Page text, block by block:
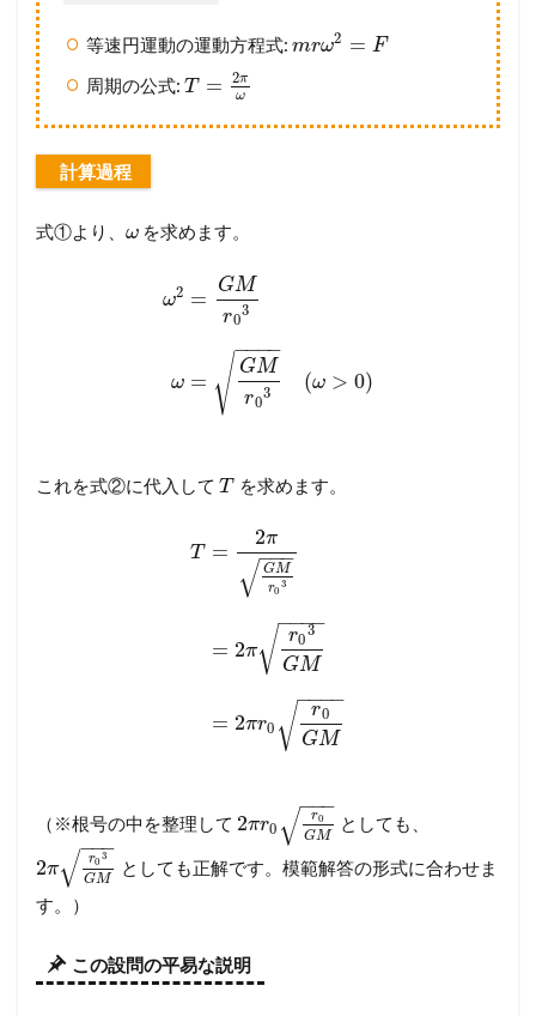
等速円運動の運動方程式: mrω2 = F
周期の公式: T = 2π
ω
計算過程
式①より、 ω を求めます。
ω2
ω
=
GM
r0
3
=
GM
r0
3
− −
−−
√ (ω > 0)
これを式②に代入して T を求めます。
T =
2π
GM
r0
3
−−
−
√
= 2π
r0
3
GM
− −
−−
√
= 2πr0
r0
GM
− −
−−
√
（※根号の中を整理して 2πr0
r0
GM
−−
−
√ としても、
2π r0
3
GM
−−
−
√
としても正解です。模範解答の形式に合わせま
す。）
この設問の平易な説明